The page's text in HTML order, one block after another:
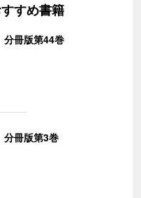
すめ書籍
冊版第44巻
冊版第3巻